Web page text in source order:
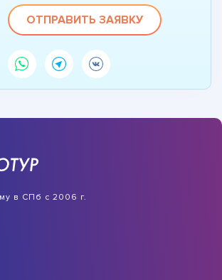
ОТПРАВИТЬ ЗАЯВКУ
в СПб с 2006 г.